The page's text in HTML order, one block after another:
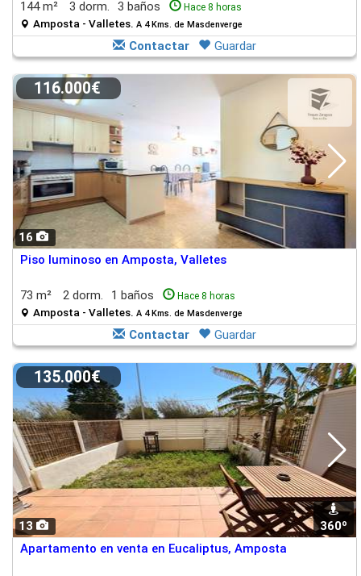
144 m² 3 dorm. 3 baños Hace 8 horas
Amposta - Valletes. A 4 Kms. de Masdenverge
Contactar Guardar
16
116.000€
Piso luminoso en Amposta, Valletes
73 m² 2 dorm. 1 baños Hace 8 horas
Amposta - Valletes. A 4 Kms. de Masdenverge
Contactar Guardar
13 360º
135.000€
Apartamento en venta en Eucaliptus, Amposta